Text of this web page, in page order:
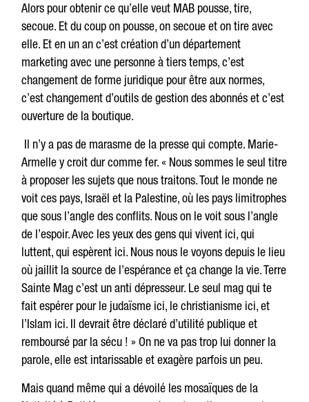
Alors pour obtenir ce qu’elle veut MAB pousse, tire,
secoue. Et du coup on pousse, on secoue et on tire avec
elle. Et en un an c’est création d’un département
marketing avec une personne à tiers temps, c’est
changement de forme juridique pour être aux normes,
c’est changement d’outils de gestion des abonnés et c’est
ouverture de la boutique.
Il n’y a pas de marasme de la presse qui compte. Marie-
Armelle y croit dur comme fer. « Nous sommes le seul titre
à proposer les sujets que nous traitons. Tout le monde ne
voit ces pays, Israël et la Palestine, où les pays limitrophes
que sous l’angle des conflits. Nous on le voit sous l’angle
de l’espoir. Avec les yeux des gens qui vivent ici, qui
luttent, qui espèrent ici. Nous nous le voyons depuis le lieu
où jaillit la source de l’espérance et ça change la vie. Terre
Sainte Mag c’est un anti dépresseur. Le seul mag qui te
fait espérer pour le judaïsme ici, le christianisme ici, et
l’Islam ici. Il devrait être déclaré d’utilité publique et
remboursé par la sécu ! » On ne va pas trop lui donner la
parole, elle est intarissable et exagère parfois un peu.
Mais quand même qui a dévoilé les mosaïques de la